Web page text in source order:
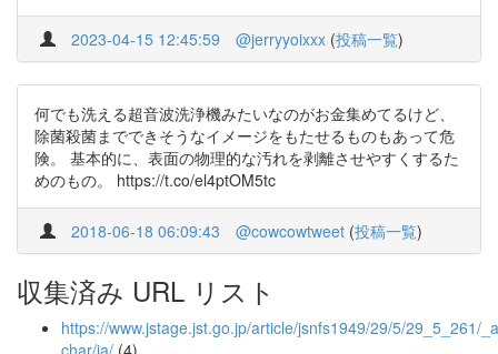
2023-04-15 12:45:59 @jerryyoixxx (投稿一覧)
何でも洗える超音波洗浄機みたいなのがお金集めてるけど、
除菌殺菌までできそうなイメージをもたせるものもあって危
険。 基本的に、表面の物理的な汚れを剥離させやすくするた
めのもの。 https://t.co/el4ptOM5tc
2018-06-18 06:09:43 @cowcowtweet (投稿一覧)
収集済み URL リスト
https://www.jstage.jst.go.jp/article/jsnfs1949/29/5/29_5_261/
char/ja/ (4)